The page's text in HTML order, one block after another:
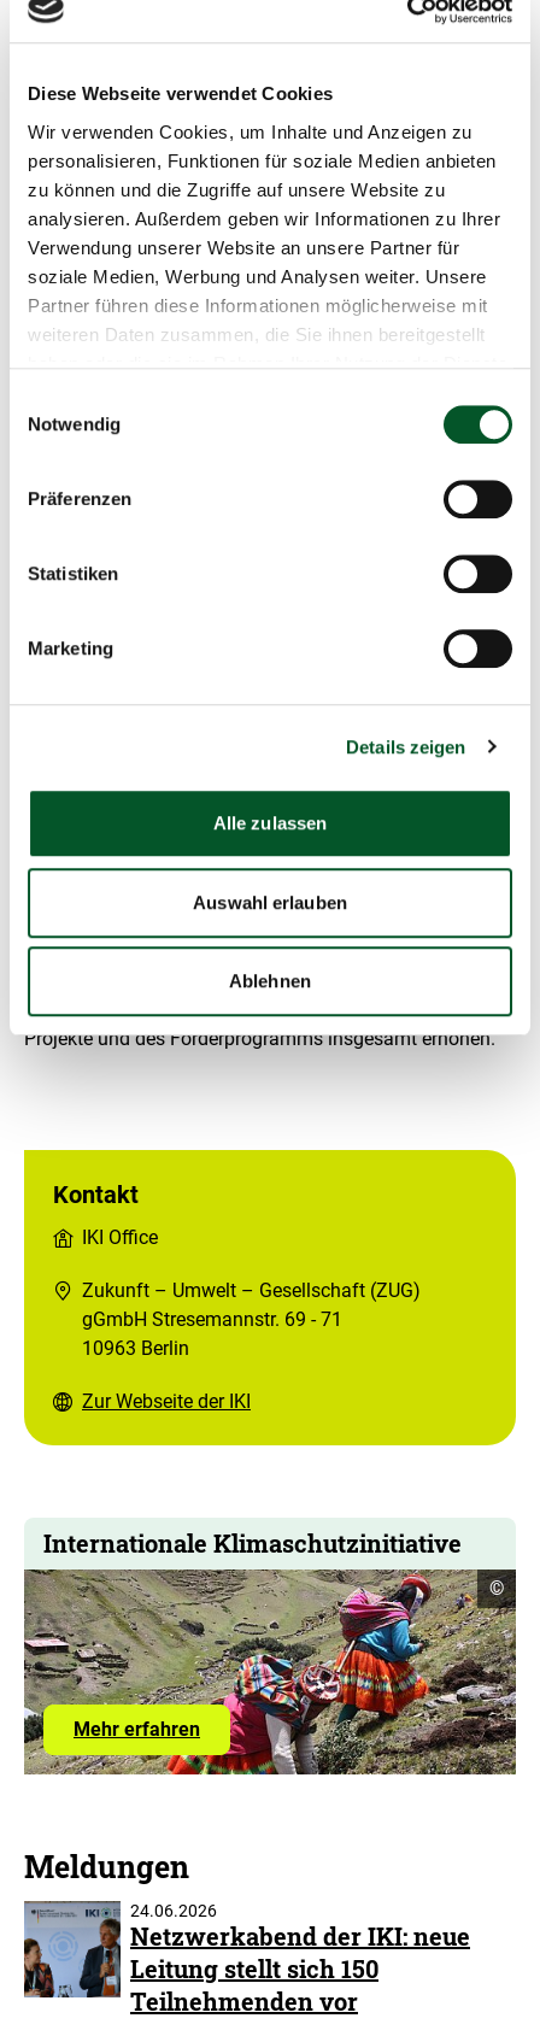
Diese Webseite verwendet Cookies
Wir verwenden Cookies, um Inhalte und Anzeigen zu
personalisieren, Funktionen für soziale Medien anbieten
zu können und die Zugriffe auf unsere Website zu
analysieren. Außerdem geben wir Informationen zu Ihrer
Verwendung unserer Website an unsere Partner für
soziale Medien, Werbung und Analysen weiter. Unsere
Partner führen diese Informationen möglicherweise mit
weiteren Daten zusammen, die Sie ihnen bereitgestellt
Notwendig
Präferenzen
Statistiken
Marketing
Details zeigen
Alle zulassen
Auswahl erlauben
Ablehnen
biologischen Vielfalt oder des kulturellen Erbes (AK 1
und 7).
Zwangsarbeit, schädliche Kinderarbeit,
auf indigenen Völker ohne entsprechende
Konsultation (AK 2, 4 und 5).
Zudem gibt es Themen, die als zu riskant betrachtet
werden, um eine Einhaltung hoher Umwelt- und
Sozialstandards gewährleisten zu können und die daher
von einer Förderung ausgeschlossen sind.
Aktivitäten, die mit der Zerstörung besonders
schützenswerter Gebiete/¬Ökosysteme und mit der
Abholzung von Primärwäldern (AK 9 und 12) in
Verbindung stehen
oder Neozoen (AK 10 und 11)
Pestizidwirkstoffen und Totalherbiziden, von
radioaktivem Material und von Asbest (AK 14, 16 und
Mehr Wirksamkeit und
Transparenz für alle Beteiligten
Durch die Anwendung der Safeguards-Policy
Verantwortlichkeiten klar zugewiesen, Verfahren und
Prozesse strukturiert und Konsequenzen definiert werden.
Dadurch werden sich Qualität, Kohärenz und Effizienz der
Projekte und des Förderprogramms insgesamt erhöhen.
Kontakt
IKI Office
Zukunft – Umwelt – Gesellschaft (ZUG)
gGmbH Stresemannstr. 69 - 71
10963 Berlin
Zur Webseite der IKI
Internationale Klimaschutzinitiative
Mehr erfahrenüber
das
Förderprogramm
©
Meldungen
24.06.2026
Netzwerkabend der IKI: neue
Leitung stellt sich 150
Teilnehmenden vor